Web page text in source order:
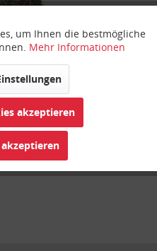
Marg Hope
Aktiv
Inaktiv
Inaktiv
Inaktiv
um Ihnen die bestmögliche
Mehr Informationen
akzeptieren